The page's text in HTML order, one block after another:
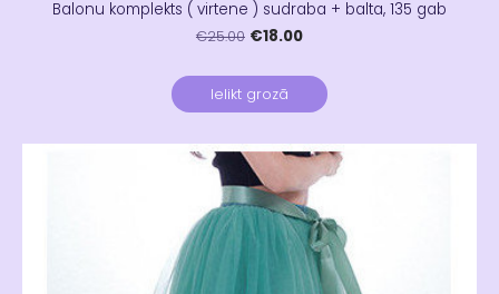
Balonu komplekts ( virtene ) sudraba + balta, 135 gab
€25.00 €18.00
Ielikt grozā